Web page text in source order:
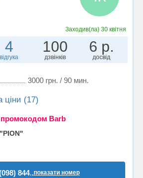
Заходив(ла)30 квітня
4
відгука
100
дзвінків
6 р.
досвід
3000 грн. / 90 мин.
ціни (17)
промокодом Barb
844..показати номер